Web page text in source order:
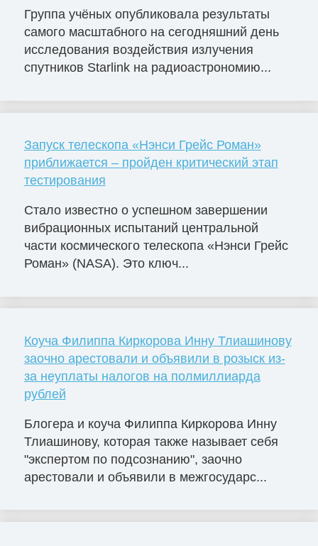
Группа учёных опубликовала результаты
самого масштабного на сегодняшний день
исследования воздействия излучения
спутников Starlink на радиоастрономию...
Запуск телескопа «Нэнси Грейс Роман»
приближается – пройден критический этап
тестирования
Стало известно о успешном завершении
вибрационных испытаний центральной
части космического телескопа «Нэнси Грейс
Роман» (NASA). Это ключ...
Коуча Филиппа Киркорова Инну Тлиашинову
заочно арестовали и объявили в розыск из-
за неуплаты налогов на полмиллиарда
рублей
Блогера и коуча Филиппа Киркорова Инну
Тлиашинову, которая также называет себя
"экспертом по подсознанию", заочно
арестовали и объявили в межгосударс...